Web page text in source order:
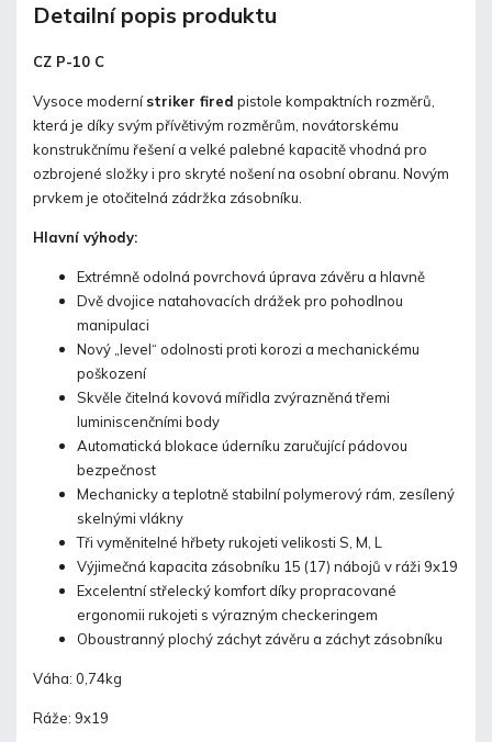
Detailní popis produktu
CZ P-10 C
Vysoce modernístriker fired pistole kompaktních rozměrů,
která je díky svým přívětivým rozměrům, novátorskému
konstrukčnímu řešení a velké palebné kapacitě vhodná pro
ozbrojené složky i pro skryté nošení na osobní obranu. Novým
prvkem je otočitelná zádržka zásobníku.
Hlavní výhody:
Extrémně odolná povrchová úprava závěru a hlavně
Dvě dvojice natahovacích drážek pro pohodlnou
manipulaci
Nový „level“ odolnosti proti korozi a mechanickému
poškození
Skvěle čitelná kovová mířidla zvýrazněná třemi
luminiscenčními body
Automatická blokace úderníku zaručující pádovou
bezpečnost
Mechanicky a teplotně stabilní polymerový rám, zesílený
skelnými vlákny
Tři vyměnitelné hřbety rukojeti velikosti S, M, L
Výjimečná kapacita zásobníku 15 (17) nábojů v ráži 9x19
Excelentní střelecký komfort díky propracované
ergonomii rukojeti s výrazným checkeringem
Oboustranný plochý záchyt závěru a záchyt zásobníku
Váha: 0,74kg
Ráže: 9x19